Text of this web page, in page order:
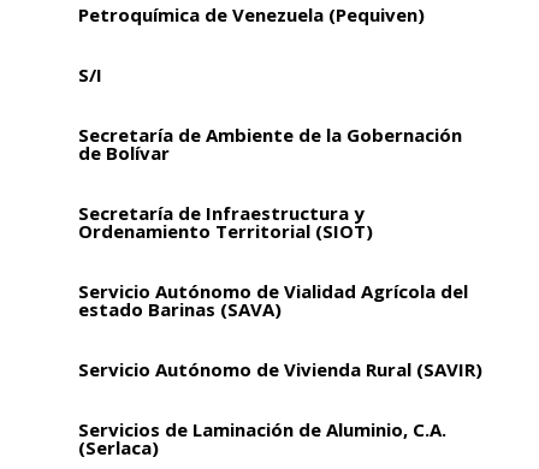
Petroquímica de Venezuela (Pequiven)
S/I
Secretaría de Ambiente de la Gobernación
de Bolívar
Secretaría de Infraestructura y
Ordenamiento Territorial (SIOT)
Servicio Autónomo de Vialidad Agrícola del
estado Barinas (SAVA)
Servicio Autónomo de Vivienda Rural (SAVIR)
Servicios de Laminación de Aluminio, C.A.
(Serlaca)